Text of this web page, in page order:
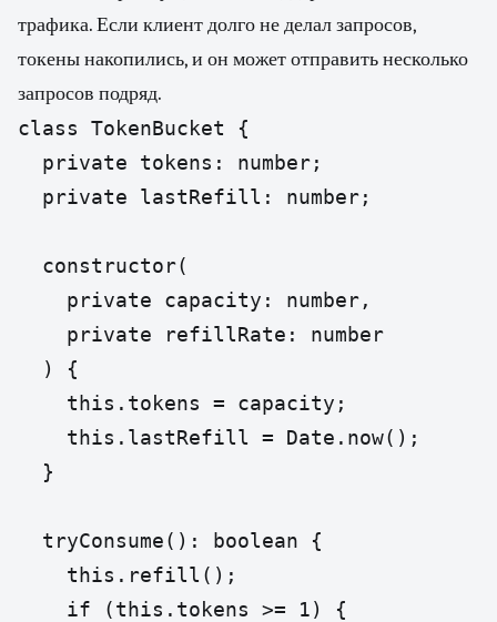
трафика. Если клиент долго не делал запросов,
токены накопились, и он может отправить несколько
запросов подряд.
class TokenBucket {
  private tokens: number;
  private lastRefill: number;
  constructor(
    private capacity: number,
    private refillRate: number
  ) {
    this.tokens = capacity;
    this.lastRefill = Date.now();
  }
  tryConsume(): boolean {
    this.refill();
    if (this.tokens >= 1) {